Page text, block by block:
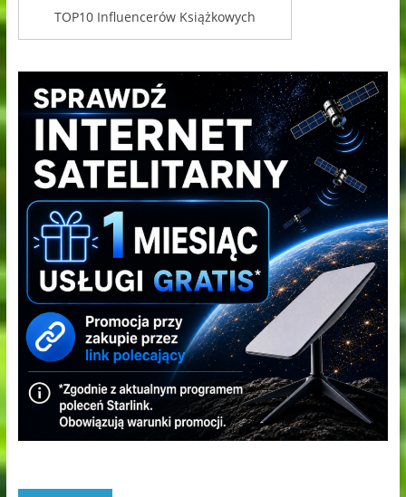
TOP10 Influencerów Książkowych